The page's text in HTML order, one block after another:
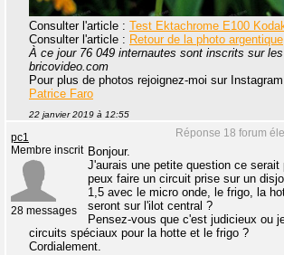
Consulter l'article : Test Ektachrome E100
Consulter l'article : Retour de la photo argentique
À ce jour 76 049 internautes sont inscrits sur
bricovideo.com
Pour plus de photos rejoignez-moi sur
Patrice Faro
22 janvier 2019 à 12:55
Réponse 18 forum
pc1
Membre inscrit
28 messages
Bonjour.
J'aurais une petite question ce serait
peux faire un circuit prise sur un
1,5 avec le micro onde, le frigo, la
seront sur l'ilot central ?
Pensez-vous que c'est judicieux ou
circuits spéciaux pour la hotte et le frigo ?
Cordialement.